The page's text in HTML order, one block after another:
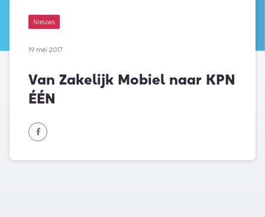
Nieuws
19 mei 2017
Van Zakelijk Mobiel naar KPN
ÉÉN